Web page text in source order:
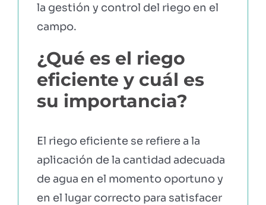
la gestión y control del riego en el
campo.
¿Qué es el riego
eficiente y cuál es
su importancia?
El riego eficiente se refiere a la
aplicación de la cantidad adecuada
de agua en el momento oportuno y
en el lugar correcto para satisfacer